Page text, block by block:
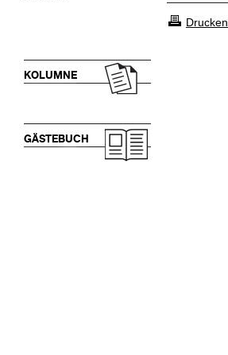
KOLUMNE
GÄSTEBUCH
Drucken